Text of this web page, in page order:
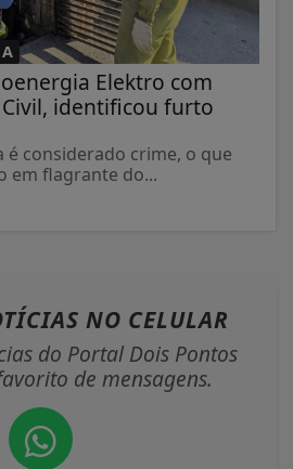
Elektro com
identificou furto
é considerado crime, o que
em flagrante do...
NO CELULAR
do Portal Dois Pontos
de mensagens.